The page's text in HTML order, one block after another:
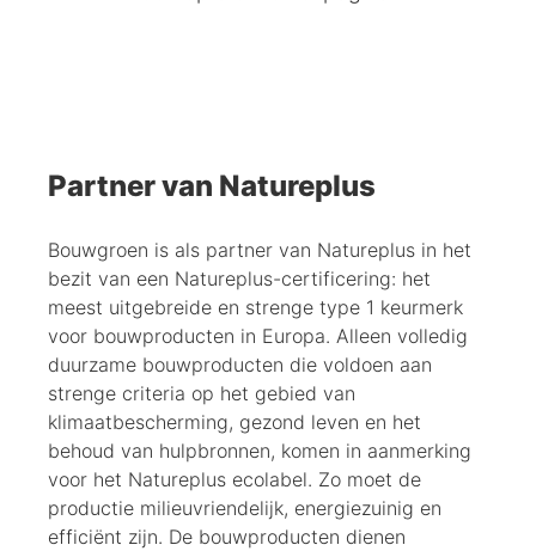
Partner van Natureplus
Bouwgroen is als partner van Natureplus in het
bezit van een Natureplus-certificering: het
meest uitgebreide en strenge type 1 keurmerk
voor bouwproducten in Europa. Alleen volledig
duurzame bouwproducten die voldoen aan
strenge criteria op het gebied van
klimaatbescherming, gezond leven en het
behoud van hulpbronnen, komen in aanmerking
voor het Natureplus ecolabel. Zo moet de
productie milieuvriendelijk, energiezuinig en
efficiënt zijn. De bouwproducten dienen